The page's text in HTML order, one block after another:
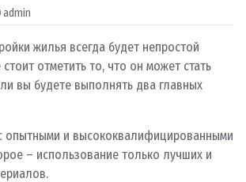
admin
жилья всегда будет непростой
отметить то, что он может стать
вы будете выполнять два главных
опытными и высококвалифицированными
– использование только лучших и